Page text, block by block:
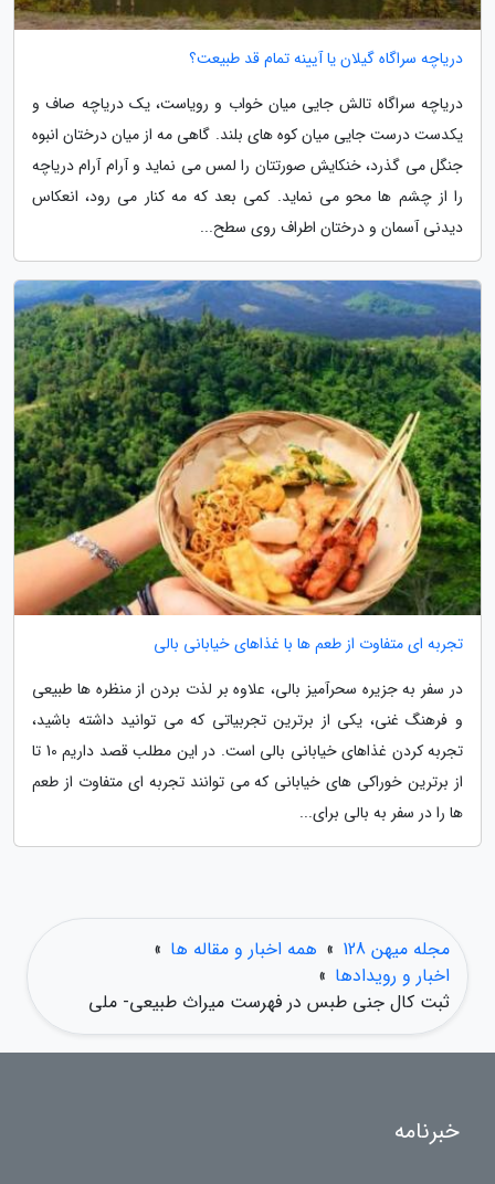
دریاچه سراگاه گیلان یا آیینه تمام قد طبیعت؟
دریاچه سراگاه تالش جایی میان خواب و رویاست، یک دریاچه صاف و
یکدست درست جایی میان کوه های بلند. گاهی مه از میان درختان انبوه
جنگل می گذرد، خنکایش صورتتان را لمس می نماید و آرام آرام دریاچه
را از چشم ها محو می نماید. کمی بعد که مه کنار می رود، انعکاس
دیدنی آسمان و درختان اطراف روی سطح...
تجربه ای متفاوت از طعم ها با غذاهای خیابانی بالی
در سفر به جزیره سحرآمیز بالی، علاوه بر لذت بردن از منظره ها طبیعی
و فرهنگ غنی، یکی از برترین تجربیاتی که می توانید داشته باشید،
تجربه کردن غذاهای خیابانی بالی است. در این مطلب قصد داریم 10 تا
از برترین خوراکی های خیابانی که می توانند تجربه ای متفاوت از طعم
ها را در سفر به بالی برای...
مجله میهن 128 » همه اخبار و مقاله ها »
اخبار و رویدادها »
ثبت کال جنی طبس در فهرست میراث طبیعی- ملی
خبرنامه